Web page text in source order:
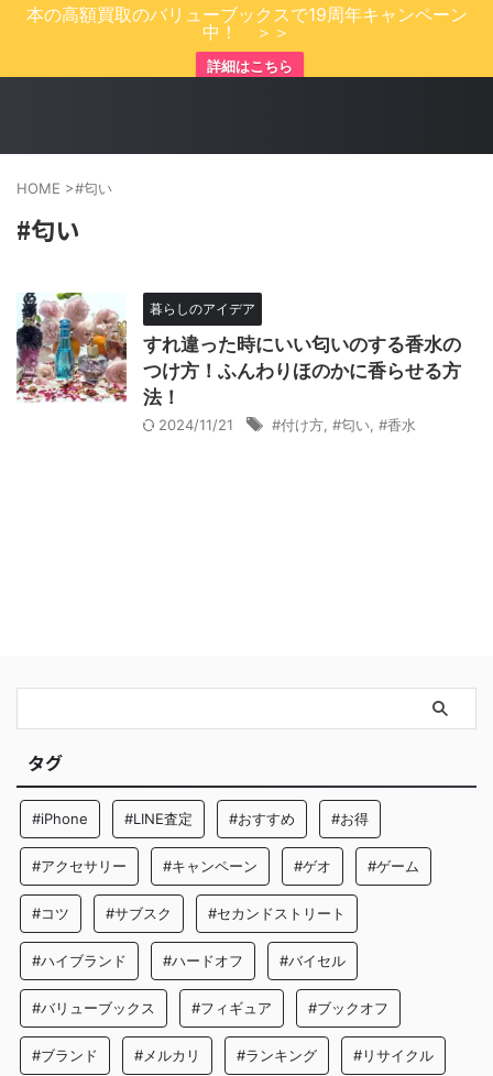
本の高額買取のバリューブックスで19周年キャンペーン
中！ ＞＞
詳細はこちら
HOME >#匂い
#匂い
暮らしのアイデア
すれ違った時にいい匂いのする香水の
つけ方！ふんわりほのかに香らせる方
法！
2024/11/21 #付け方 #匂い #香水
タグ
#iPhone #LINE査定 #おすすめ #お得
#アクセサリー #キャンペーン #ゲオ #ゲーム
#コツ #サブスク #セカンドストリート
#ハイブランド #ハードオフ #バイセル
#バリューブックス #フィギュア #ブックオフ
#ブランド #メルカリ #ランキング #リサイクル